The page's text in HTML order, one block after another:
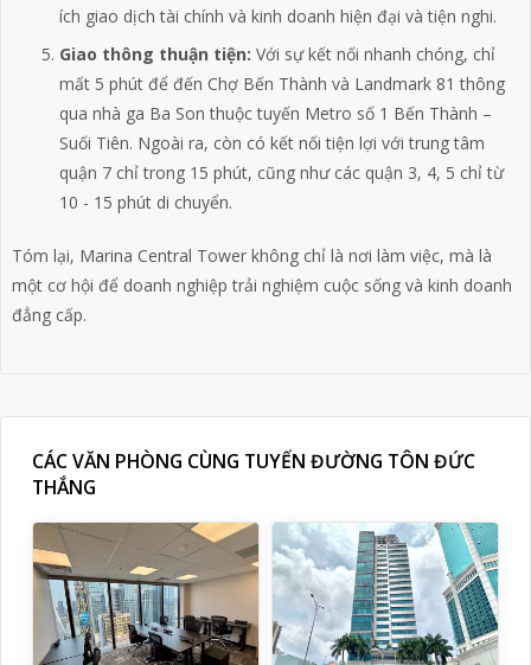
ích giao dịch tài chính và kinh doanh hiện đại và tiện nghi.
Giao thông thuận tiện: Với sự kết nối nhanh chóng, chỉ
mất 5 phút để đến Chợ Bến Thành và Landmark 81 thông
qua nhà ga Ba Son thuộc tuyến Metro số 1 Bến Thành –
Suối Tiên. Ngoài ra, còn có kết nối tiện lợi với trung tâm
quận 7 chỉ trong 15 phút, cũng như các quận 3, 4, 5 chỉ từ
10 - 15 phút di chuyển.
Tóm lại, Marina Central Towerkhông chỉ là nơi làm việc, mà là
một cơ hội để doanh nghiệp trải nghiệm cuộc sống và kinh doanh
đẳng cấp.
CÁC VĂN PHÒNG CÙNG TUYẾN ĐƯỜNG TÔN ĐỨC
THẮNG